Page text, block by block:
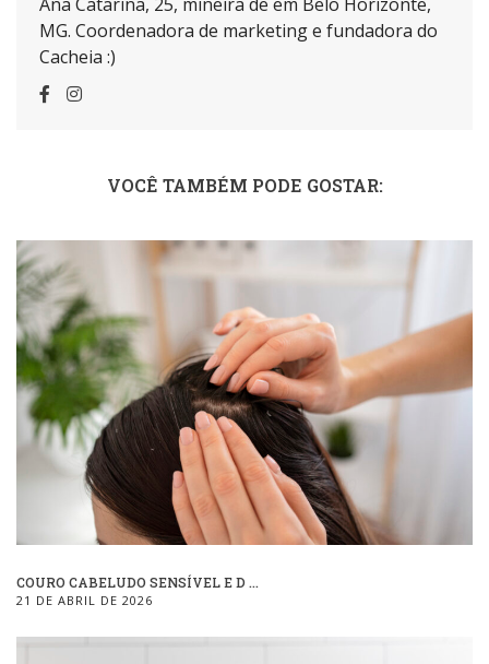
MG. Coordenadora de marketing e fundadora do
Cacheia :)
VOCÊ TAMBÉM PODE GOSTAR:
COURO CABELUDO SENSÍVEL E D ...
21 DE ABRIL DE 2026